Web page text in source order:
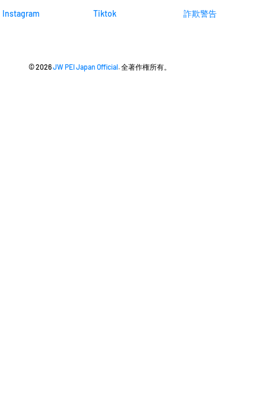
Instagram
Tiktok 詐欺警告
© 2026JW PEI Japan Official. 全著作権所有。